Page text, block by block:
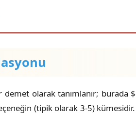
olarak tanımlanır;
(tipik olarak 3-5)